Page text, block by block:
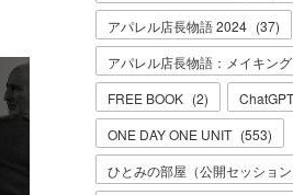
アパレル店長物語 2024 (37)
アパレル店長物語：メイキング
FREE BOOK (2)
ONE DAY ONE UNIT (553)
ひとみの部屋（公開セッション